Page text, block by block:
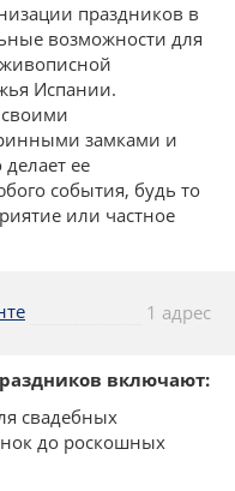
праздников в
возможности для
Испании.
замками и
ее
события, будь то
или частное
1 адрес
включают:
свадебных
до роскошных